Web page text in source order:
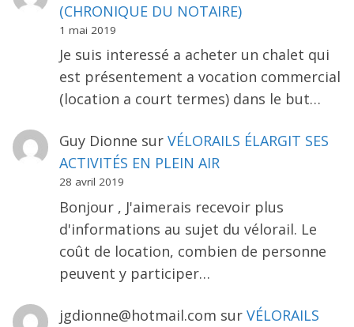
(CHRONIQUE DU NOTAIRE)
1 mai 2019
Je suis interessé a acheter un chalet qui
est présentement a vocation commercial
(location a court termes) dans le but…
Guy Dionne sur VÉLORAILS ÉLARGIT SES
ACTIVITÉS EN PLEIN AIR
28 avril 2019
Bonjour , J'aimerais recevoir plus
d'informations au sujet du vélorail. Le
coût de location, combien de personne
peuvent y participer…
jgdionne@hotmail.com sur VÉLORAILS